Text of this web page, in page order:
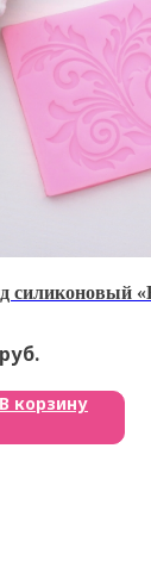
силиконовый
руб.
В корзину